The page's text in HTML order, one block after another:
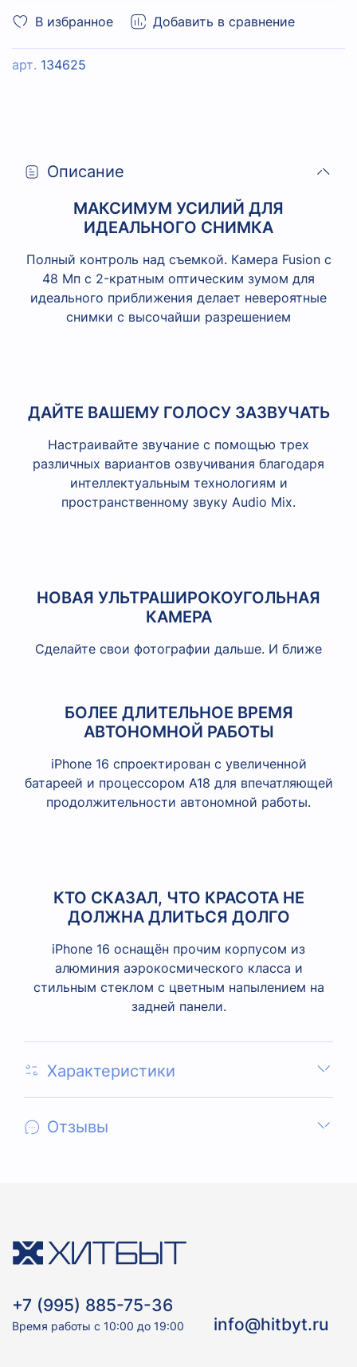
В избранное Добавить в сравнение
арт. 134625
Описание
МАКСИМУМ УСИЛИЙ ДЛЯ
ИДЕАЛЬНОГО СНИМКА
Полный контроль над съемкой. Камера Fusion с
48 Мп с 2-кратным оптическим зумом для
идеального приближения делает невероятные
снимки с высочайши разрешением
ДАЙТЕ ВАШЕМУ ГОЛОСУ ЗАЗВУЧАТЬ
Настраивайте звучание с помощью трех
различных вариантов озвучивания благодаря
интеллектуальным технологиям и
пространственному звуку Audio Mix.
НОВАЯ УЛЬТРАШИРОКОУГОЛЬНАЯ
КАМЕРА
Сделайте свои фотографии дальше. И ближе
БОЛЕЕ ДЛИТЕЛЬНОЕ ВРЕМЯ
АВТОНОМНОЙ РАБОТЫ
iPhone 16 спроектирован с увеличенной
батареей и процессором A18 для впечатляющей
продолжительности автономной работы.
КТО СКАЗАЛ, ЧТО КРАСОТА НЕ
ДОЛЖНА ДЛИТЬСЯ ДОЛГО
iPhone 16 оснащён прочим корпусом из
алюминия аэрокосмического класса и
стильным стеклом с цветным напылением на
задней панели.
Характеристики
Отзывы
+7 (995) 885-75-36
Время работы с 10:00 до 19:00 info@hitbyt.ru